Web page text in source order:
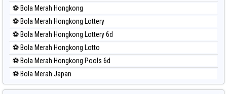
⚽ Bola Merah Hongkong
⚽ Bola Merah Hongkong Lottery
⚽ Bola Merah Hongkong Lottery 6d
⚽ Bola Merah Hongkong Lotto
⚽ Bola Merah Hongkong Pools 6d
⚽ Bola Merah Japan
⚽ Bola Merah Japan 6d